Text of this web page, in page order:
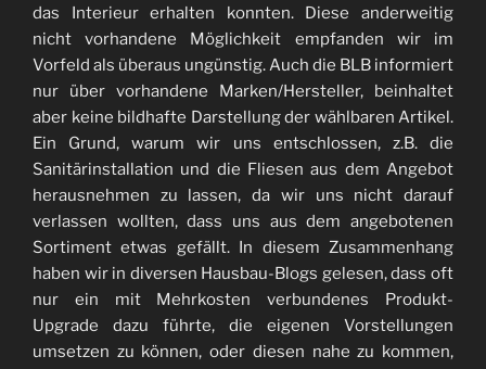
das Interieur erhalten konnten. Diese anderweitig
nicht vorhandene Möglichkeit empfanden wir im
Vorfeld als überaus ungünstig. Auch die BLB informiert
nur über vorhandene Marken/Hersteller, beinhaltet
aber keine bildhafte Darstellung der wählbaren Artikel.
Ein Grund, warum wir uns entschlossen, z.B. die
Sanitärinstallation und die Fliesen aus dem Angebot
herausnehmen zu lassen, da wir uns nicht darauf
verlassen wollten, dass uns aus dem angebotenen
Sortiment etwas gefällt. In diesem Zusammenhang
haben wir in diversen Hausbau-Blogs gelesen, dass oft
nur ein mit Mehrkosten verbundenes Produkt-
Upgrade dazu führte, die eigenen Vorstellungen
umsetzen zu können, oder diesen nahe zu kommen,